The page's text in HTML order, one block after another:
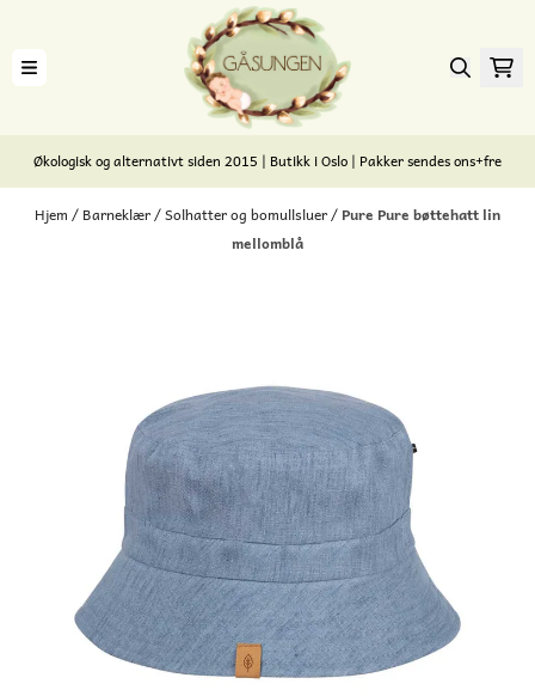
Økologisk og alternativt siden 2015 | Butikk i Oslo | Pakker sendes ons+fre
Hjem / Barneklær/Solhatter og bomullsluer/ Pure Pure bøttehatt lin
mellomblå